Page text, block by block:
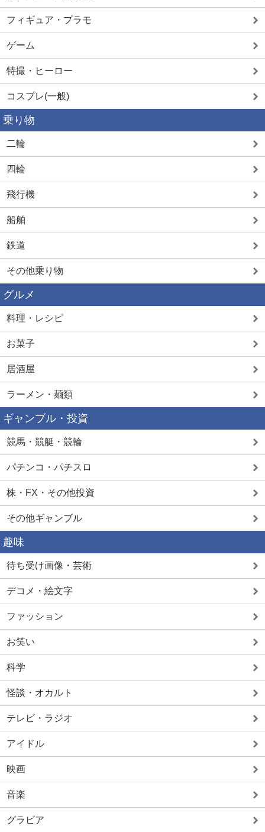
フィギュア・プラモ
ゲーム
特撮・ヒーロー
コスプレ(一般)
乗り物
二輪
四輪
飛行機
船舶
鉄道
その他乗り物
グルメ
料理・レシピ
お菓子
居酒屋
ラーメン・麺類
ギャンブル・投資
競馬・競艇・競輪
パチンコ・パチスロ
株・FX・その他投資
その他ギャンブル
趣味
待ち受け画像・芸術
デコメ・絵文字
ファッション
お笑い
科学
怪談・オカルト
テレビ・ラジオ
アイドル
映画
音楽
グラビア